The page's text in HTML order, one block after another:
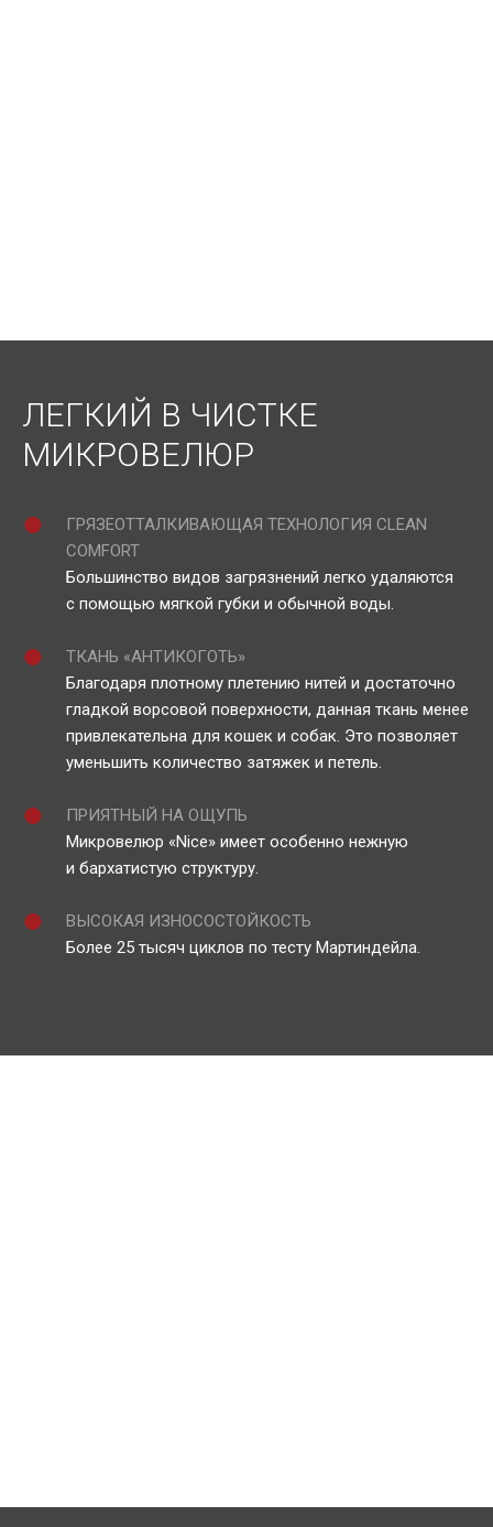
ЛЕГКИЙ В ЧИСТКЕ
МИКРОВЕЛЮР
ГРЯЗЕОТТАЛКИВАЮЩАЯ ТЕХНОЛОГИЯ CLEAN
COMFORT
Большинство видов загрязнений легко удаляются
с помощью мягкой губки и обычной воды.
ТКАНЬ «АНТИКОГОТЬ»
Благодаря плотному плетению нитей и достаточно
гладкой ворсовой поверхности, данная ткань менее
привлекательна для кошек и собак. Это позволяет
уменьшить количество затяжек и петель.
ПРИЯТНЫЙ НА ОЩУПЬ
Микровелюр «Nice» имеет особенно нежную
и бархатистую структуру.
ВЫСОКАЯ ИЗНОСОСТОЙКОСТЬ
Более 25 тысяч циклов по тесту Мартиндейла.